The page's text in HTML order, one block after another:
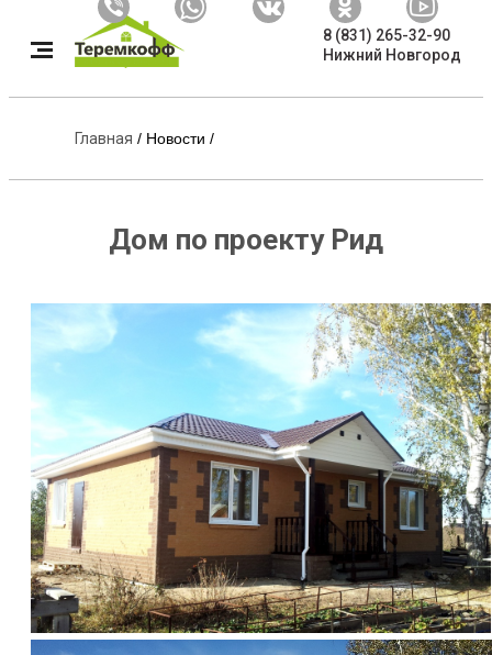
8 (831) 265-32-90
Нижний Новгород
Главная / Новости /
Дом по проекту Рид